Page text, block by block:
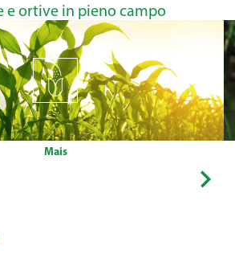
e ortive in pieno campo
Mais